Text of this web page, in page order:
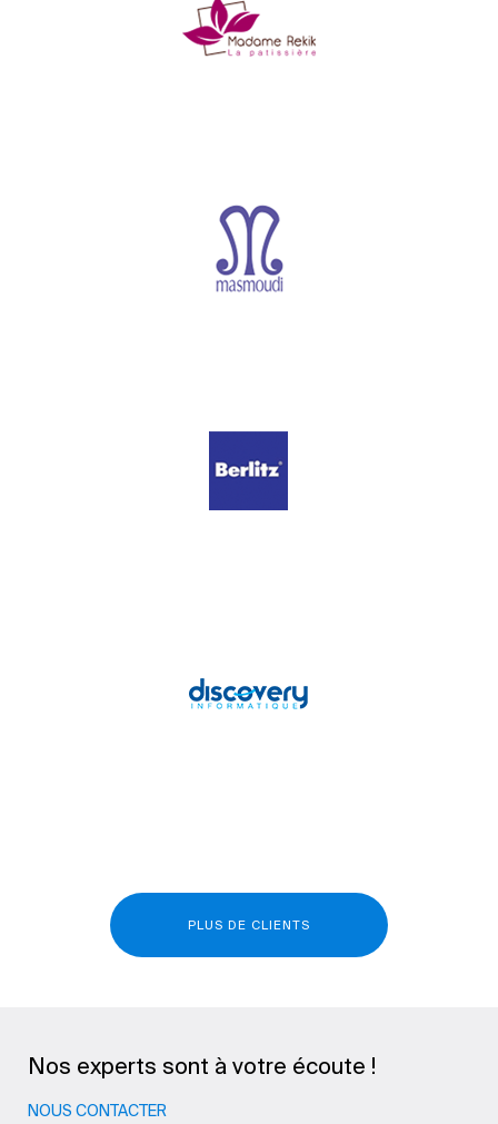
PLUS DE CLIENTS
Nos experts sont à votre écoute !
NOUS CONTACTER